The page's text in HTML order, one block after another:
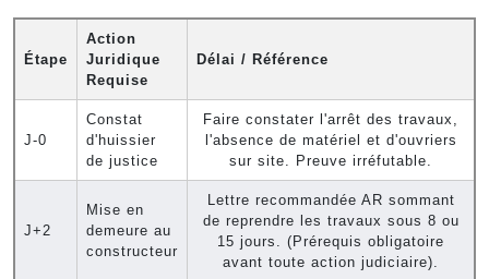
Étape
Action
Juridique
Requise
Délai / Référence
J-0
Constat
d'huissier
de justice
Faire constater l'arrêt des travaux,
l'absence de matériel et d'ouvriers
sur site. Preuve irréfutable.
J+2
Mise en
demeure au
constructeur
Lettre recommandée AR sommant
de reprendre les travaux sous 8 ou
15 jours. (Prérequis obligatoire
avant toute action judiciaire).